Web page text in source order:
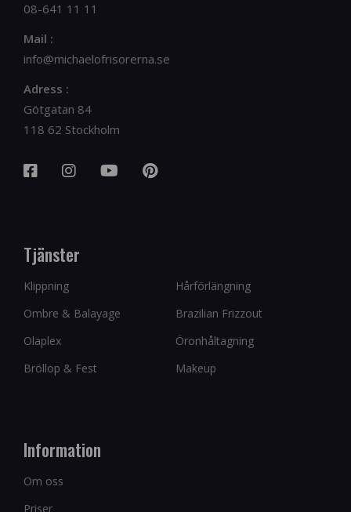
08-641 11 11
Mail :
info@michaelofrisorerna.se
Adress :
Götgatan 84
118 62 Stockholm
Tjänster
Klippning
Hårförlängning
Ombre & Balayage
Brazilian Frizzout
Olaplex
Öronhåltagning
Bröllop & Fest
Makeup
Information
Om oss
Priser